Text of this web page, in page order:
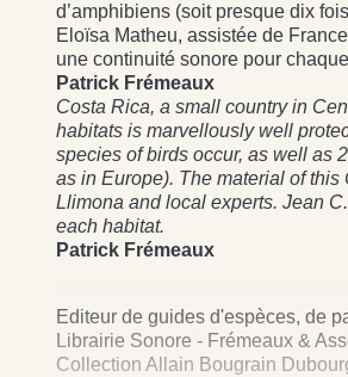
d’amphibiens (soit presque dix
Eloïsa Matheu, assistée de
une continuité sonore pour
Patrick Frémeaux
Costa Rica, a small country in
habitats is marvellously well
species of birds occur, as well as
as in Europe). The material of
Llimona and local experts. Jean
each habitat.
Patrick Frémeaux
Editeur de guides d'espèces, de
Librairie Sonore - Frémeaux &
Collection Allain Bougrain